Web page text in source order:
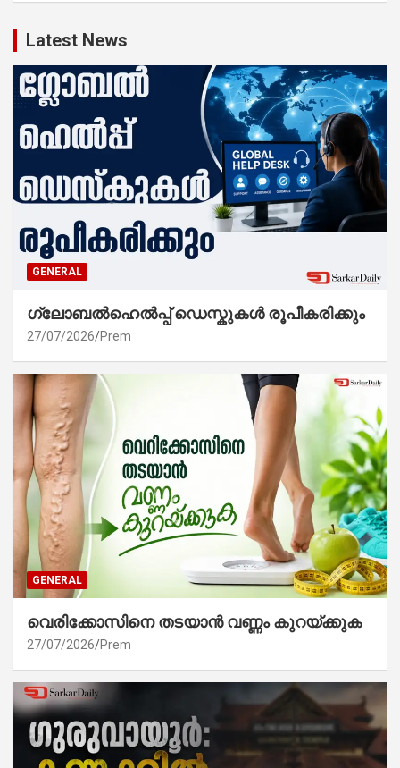
Latest News
GENERAL
ഗ്ലോബൽഹെൽപ്പ് ഡെസ്കുകൾ രൂപീകരിക്കും
27/07/2026 Prem
GENERAL
വെരിക്കോസിനെ തടയാൻ വണ്ണം കുറയ്ക്കുക
27/07/2026 Prem